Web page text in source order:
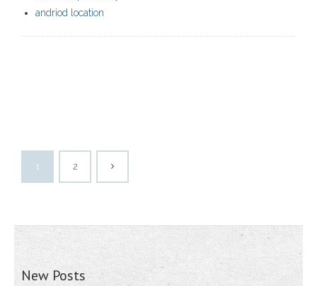
andriod location
1 2
New Posts